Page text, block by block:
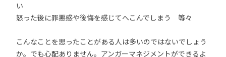
い
怒った後に罪悪感や後悔を感じてへこんでしまう 等々
こんなことを思ったことがある人は多いのではないでしょう
か。でも心配ありません。アンガーマネジメントができるよ